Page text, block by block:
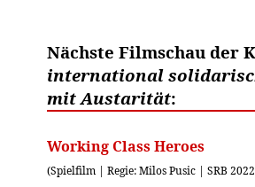
Nächste Filmschau der
international
mit Austarität:
Working Class Heroes
(Spielfilm | Regie: Milos Pusic | SRB